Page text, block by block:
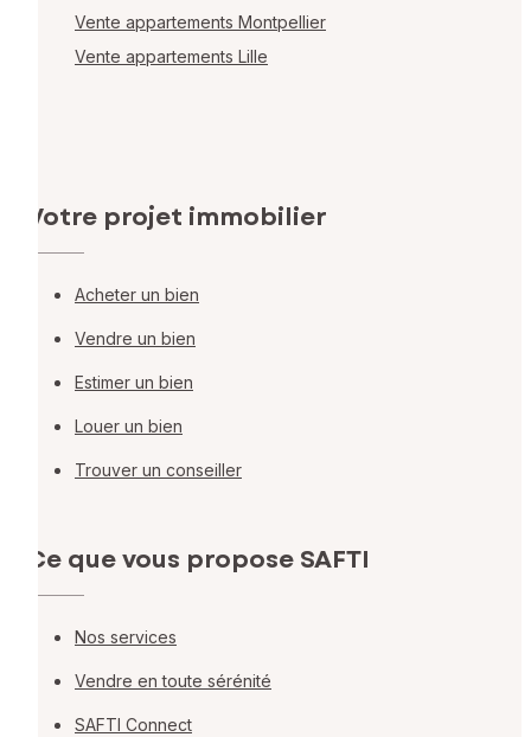
Vente appartements Montpellier
Vente appartements Lille
Votre projet immobilier
Acheter un bien
Vendre un bien
Estimer un bien
Louer un bien
Trouver un conseiller
Ce que vous propose SAFTI
Nos services
Vendre en toute sérénité
SAFTI Connect